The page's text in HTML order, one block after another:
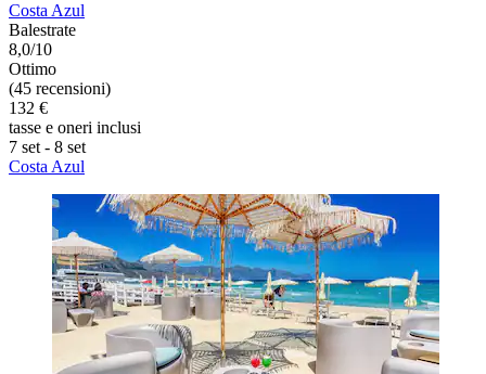
Costa Azul
Balestrate
8,0/10
Ottimo
(45 recensioni)
132 €
tasse e oneri inclusi
7 set - 8 set
Costa Azul